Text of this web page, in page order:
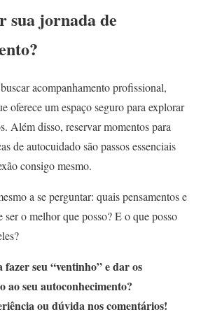
sua jornada de
acompanhamento profissional,
oferece um espaço seguro para explorar
Além disso, reservar momentos para
de autocuidado são passos essenciais
consigo mesmo.
a se perguntar: quais pensamentos e
ser o melhor que posso? E o que posso
seu “ventinho” e dar os
ao seu autoconhecimento?
ou dúvida nos comentários!